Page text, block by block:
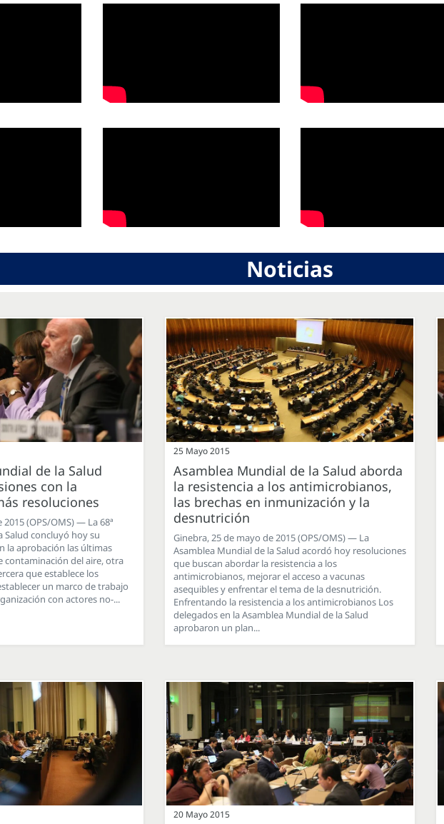
Noticias
de la Salud
con la
resoluciones
(OPS/OMS) — La 68ª
Salud concluyó hoy su
la aprobación las últimas
contaminación del aire, otra
que establece los
un marco de trabajo
con actores no-...
25 Mayo 2015
Asamblea Mundial de la Salud aborda
la resistencia a los antimicrobianos,
las brechas en inmunización y la
desnutrición
Ginebra, 25 de mayo de 2015 (OPS/OMS) — La
Asamblea Mundial de la Salud acordó hoy resoluciones
que buscan abordar la resistencia a los
antimicrobianos, mejorar el acceso a vacunas
asequibles y enfrentar el tema de la desnutrición.
Enfrentando la resistencia a los antimicrobianos Los
delegados en la Asamblea Mundial de la Salud
aprobaron un plan...
20 Mayo 2015